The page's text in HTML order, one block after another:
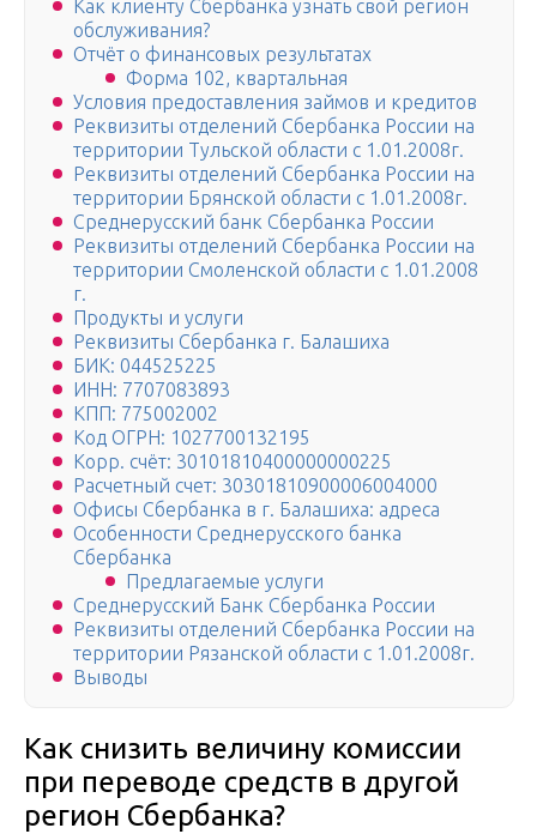
Как клиенту Сбербанка узнать свой регион
обслуживания?
Отчёт о финансовых результатах
Форма 102, квартальная
Условия предоставления займов и кредитов
Реквизиты отделений Сбербанка России на
территории Тульской области с 1.01.2008г.
Реквизиты отделений Сбербанка России на
территории Брянской области с 1.01.2008г.
Среднерусский банк Сбербанка России
Реквизиты отделений Сбербанка России на
территории Смоленской области с 1.01.2008
г.
Продукты и услуги
Реквизиты Сбербанка г. Балашиха
БИК: 044525225
ИНН: 7707083893
КПП: 775002002
Код ОГРН: 1027700132195
Корр. счёт: 30101810400000000225
Расчетный счет: 30301810900006004000
Офисы Сбербанка в г. Балашиха: адреса
Особенности Среднерусского банка
Сбербанка
Предлагаемые услуги
Среднерусский Банк Сбербанка России
Реквизиты отделений Сбербанка России на
территории Рязанской области с 1.01.2008г.
Выводы
Как снизить величину комиссии
при переводе средств в другой
регион Сбербанка?